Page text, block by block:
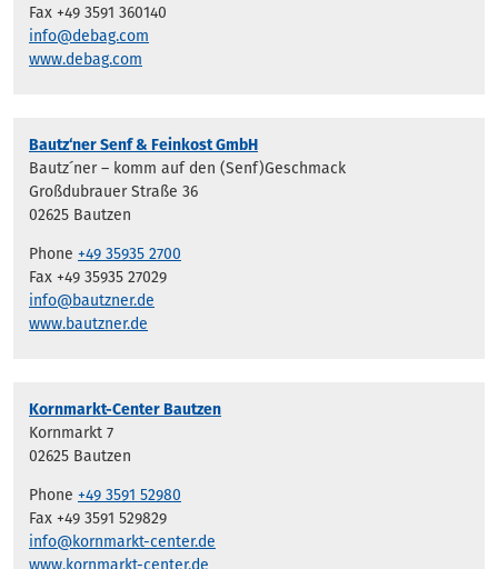
Fax +49 3591 360140
info@debag.com
www.debag.com
Bautz‘ner Senf & Feinkost GmbH
Bautz´ner – komm auf den (Senf)Geschmack
Großdubrauer Straße 36
02625 Bautzen
Phone +49 35935 2700
Fax +49 35935 27029
info@bautzner.de
www.bautzner.de
Kornmarkt-Center Bautzen
Kornmarkt 7
02625 Bautzen
Phone +49 3591 52980
Fax +49 3591 529829
info@kornmarkt-center.de
www.kornmarkt-center.de